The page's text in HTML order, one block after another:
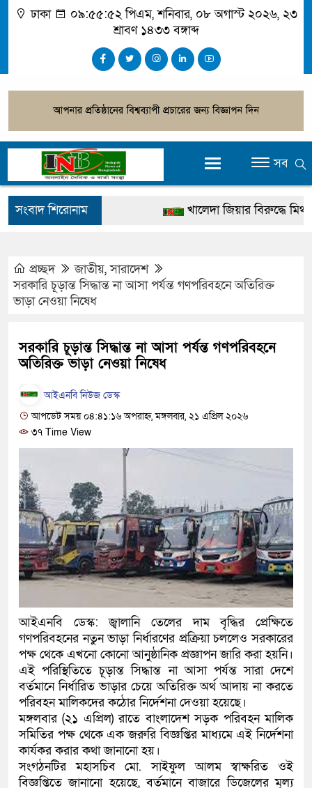
ঢাকা ০৯:৫৫:৫৩ পিএম, শনিবার, ০৮ অগাস্ট ২০২৬, ২৩
শ্রাবণ ১৪৩৩ বঙ্গাব্দ
সব
সংবাদ শিরোনাম
খালেদা জিয়ার বিরুদ্ধে মিথ্যা
১৫ মাস পর দেশে ফিরছেন
স্বরাষ্ট্রমন্ত্রী
গাজীপুরে সাতজনকে হত্যার
ঢাকার চারপাশে সচল হবে নৌপথ,
রাজধানীর দুই মেট্রো স্টেশনে
আদালতকে বলতে চাইলাম
লতিফ সিদ্দিকী
নতুন মামলায় গ্রেফতার
কলিমউল্লাহকে (ভিডিও)
প্রচ্ছদ জাতীয়,সারাদেশ
সরকারি চূড়ান্ত সিদ্ধান্ত না আসা পর্যন্ত গণপরিবহনে অতিরিক্ত
ভাড়া নেওয়া নিষেধ
সরকারি চূড়ান্ত সিদ্ধান্ত না আসা পর্যন্ত গণপরিবহনে
অতিরিক্ত ভাড়া নেওয়া নিষেধ
আইএনবি নিউজ ডেস্ক
আপডেট সময় ০৪:৪১:১৬ অপরাহ্ন, মঙ্গলবার, ২১ এপ্রিল ২০২৬
৩৭ Time View
আইএনবি ডেস্ক: জ্বালানি তেলের দাম বৃদ্ধির প্রেক্ষিতে
গণপরিবহনের নতুন ভাড়া নির্ধারণের প্রক্রিয়া চললেও সরকারের
পক্ষ থেকে এখনো কোনো আনুষ্ঠানিক প্রজ্ঞাপন জারি করা হয়নি।
এই পরিস্থিতিতে চূড়ান্ত সিদ্ধান্ত না আসা পর্যন্ত সারা দেশে
বর্তমানে নির্ধারিত ভাড়ার চেয়ে অতিরিক্ত অর্থ আদায় না করতে
পরিবহন মালিকদের কঠোর নির্দেশনা দেওয়া হয়েছে।
মঙ্গলবার (২১ এপ্রিল) রাতে বাংলাদেশ সড়ক পরিবহন মালিক
সমিতির পক্ষ থেকে এক জরুরি বিজ্ঞপ্তির মাধ্যমে এই নির্দেশনা
কার্যকর করার কথা জানানো হয়।
সংগঠনটির মহাসচিব মো. সাইফুল আলম স্বাক্ষরিত ওই
বিজ্ঞপ্তিতে জানানো হয়েছে, বর্তমানে বাজারে ডিজেলের মূল্য